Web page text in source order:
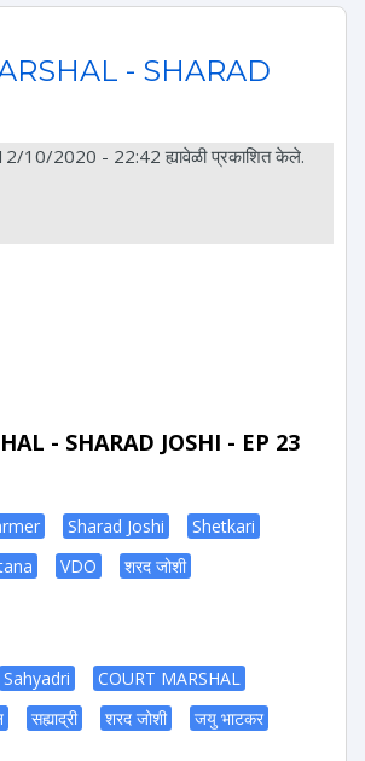
- SHARAD
10/2020 - 22:42 ह्यावेळी प्रकाशित केले.
- SHARAD JOSHI - EP 23
Sharad Joshi
Shetkari
VDO
शरद जोशी
Sahyadri
COURT MARSHAL
सह्याद्री शरद जोशी जयु भाटकर